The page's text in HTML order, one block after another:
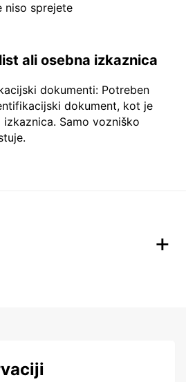
niso sprejete
ali osebna izkaznica
dokumenti: Potreben
dokument, kot je
Samo vozniško